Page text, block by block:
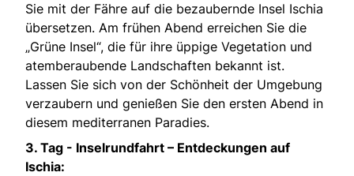
Sie mit der Fähre auf die bezaubernde Insel Ischia
übersetzen. Am frühen Abend erreichen Sie die
„Grüne Insel“, die für ihre üppige Vegetation und
atemberaubende Landschaften bekannt ist.
Lassen Sie sich von der Schönheit der Umgebung
verzaubern und genießen Sie den ersten Abend in
diesem mediterranen Paradies.
3. Tag - Inselrundfahrt – Entdeckungen auf
Ischia: